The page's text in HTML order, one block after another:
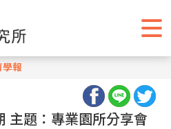
報
主題：專業園所分享會